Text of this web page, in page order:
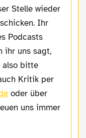
Ihr
Podcasts
ihr uns sagt,
also bitte
Kritik per
oder über
uns immer